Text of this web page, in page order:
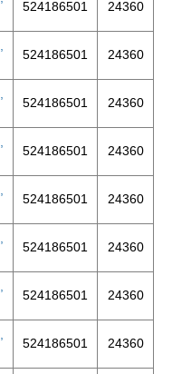
524186501 24360
524186501 24360
524186501 24360
524186501 24360
524186501 24360
524186501 24360
524186501 24360
524186501 24360